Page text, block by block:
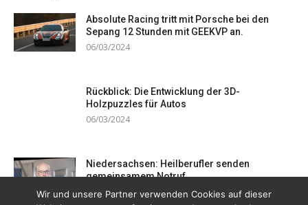
Absolute Racing tritt mit Porsche bei den
Sepang 12 Stunden mit GEEKVP an.
06/03/2024
Rückblick: Die Entwicklung der 3D-
Holzpuzzles für Autos
06/03/2024
Niedersachsen: Heilberufler senden
gemeinsamem Notruf
19/12/2023
Wir und unsere Partner verwenden Cookies auf dieser